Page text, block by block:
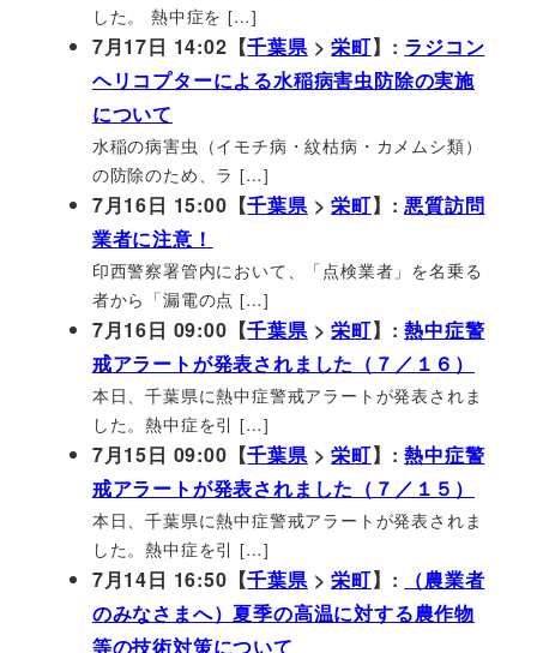
した。 熱中症を […]
7月17日 14:02【千葉県 >栄町】: ラジコン
ヘリコプターによる水稲病害虫防除の実施
について
水稲の病害虫（イモチ病・紋枯病・カメムシ類）
の防除のため、ラ […]
7月16日 15:00【千葉県 >栄町】: 悪質訪問
業者に注意！
印西警察署管内において、「点検業者」を名乗る
者から「漏電の点 […]
7月16日 09:00【千葉県 >栄町】:熱中症警
戒アラートが発表されました（７／１６）
本日、千葉県に熱中症警戒アラートが発表されま
した。熱中症を引 […]
7月15日 09:00【千葉県 >栄町】:熱中症警
戒アラートが発表されました（７／１５）
本日、千葉県に熱中症警戒アラートが発表されま
した。熱中症を引 […]
7月14日 16:50【千葉県 >栄町】:
（農業者
のみなさまへ）夏季の高温に対する農作物
等の技術対策について